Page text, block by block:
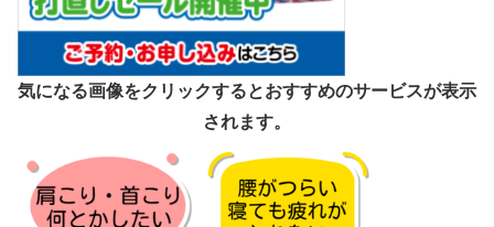
気になる画像をクリックするとおすすめのサービスが表示
されます。